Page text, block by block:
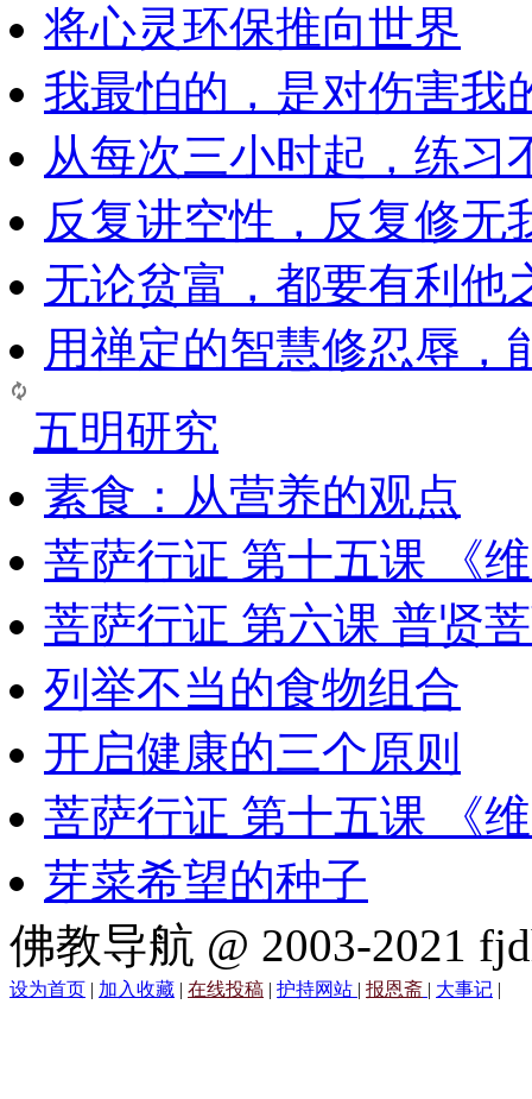
将心灵环保推向世界
我最怕的，是对伤害我
从每次三小时起，练习
反复讲空性，反复修无
无论贫富，都要有利他
用禅定的智慧修忍辱，
五明研究
素食：从营养的观点
菩萨行证 第十五课 《
菩萨行证 第六课 普贤
列举不当的食物组合
开启健康的三个原则
菩萨行证 第十五课 《
芽菜希望的种子
佛教导航 @ 2003-2021
设为首页 | 加入收藏 | 在线投稿 | 护持网站 | 报恩斋 | 大事记 |